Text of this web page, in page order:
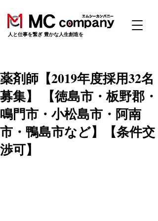
​人と仕事を繋ぎ 豊かな人生創造を
薬剤師【2019年度採用32名
募集】 【徳島市・板野郡・
鳴門市・小松島市・阿南
市・鴨島市など】【条件交
渉可】